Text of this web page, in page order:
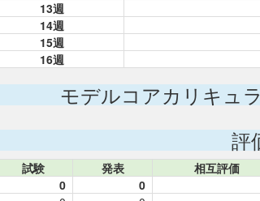
13週
14週
15週
16週
モデルコアカリキュ
評
試験 発表 相互評価
0 0